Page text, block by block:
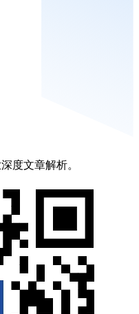
度文章解析。